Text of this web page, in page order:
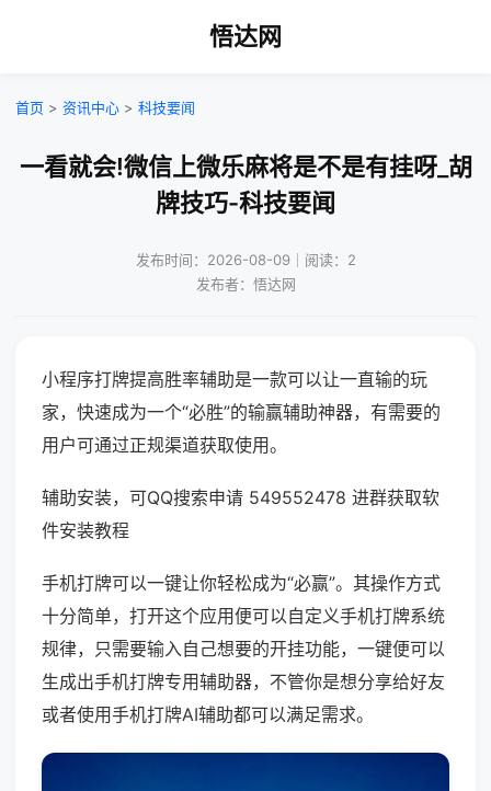
悟达网
首页 > 资讯中心 > 科技要闻
一看就会!微信上微乐麻将是不是有挂呀_胡
牌技巧-科技要闻
发布时间：2026-08-09｜阅读：2
发布者：悟达网
小程序打牌提高胜率辅助是一款可以让一直输的玩
家，快速成为一个“必胜”的输赢辅助神器，有需要的
用户可通过正规渠道获取使用。
辅助安装，可QQ搜索申请 549552478 进群获取软
件安装教程
手机打牌可以一键让你轻松成为“必赢”。其操作方式
十分简单，打开这个应用便可以自定义手机打牌系统
规律，只需要输入自己想要的开挂功能，一键便可以
生成出手机打牌专用辅助器，不管你是想分享给好友
或者使用手机打牌AI辅助都可以满足需求。